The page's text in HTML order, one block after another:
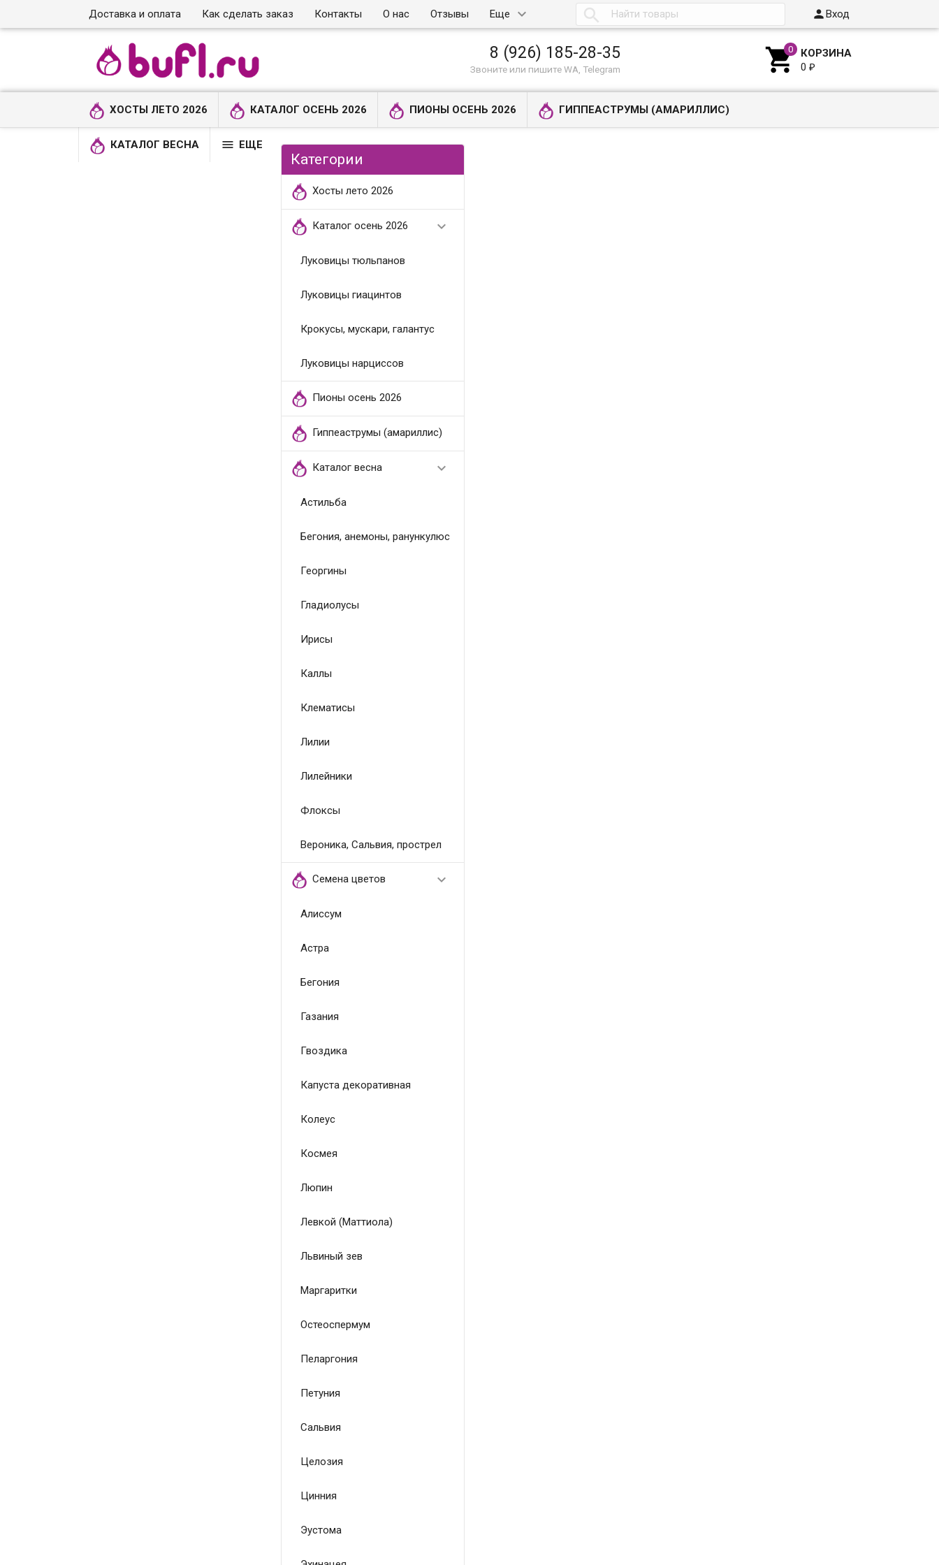
Доставка и оплата Как сделать заказ Контакты О нас Отзывы Еще  Вход
8 (926) 185-28-35
Звоните или пишите WA, Telegram  КОРЗИНА
0₽
ХОСТЫ ЛЕТО 2026 КАТАЛОГ ОСЕНЬ 2026 ПИОНЫ ОСЕНЬ 2026 ГИППЕАСТРУМЫ (АМАРИЛЛИС)
КАТАЛОГ ВЕСНА  ЕЩЕ
Категории
Хосты лето 2026
Каталог осень 2026 
Луковицы тюльпанов
Луковицы гиацинтов
Крокусы, мускари, галантус
Луковицы нарциссов
Пионы осень 2026
Гиппеаструмы (амариллис)
Каталог весна 
Астильба
Бегония, анемоны, ранункулюс
Георгины
Гладиолусы
Ирисы
Каллы
Клематисы
Лилии
Лилейники
Флоксы
Вероника, Сальвия, прострел
Семена цветов 
Алиссум
Астра
Бегония
Газания
Гвоздика
Капуста декоративная
Колеус
Космея
Люпин
Левкой (Маттиола)
Львиный зев
Маргаритки
Остеоспермум
Пеларгония
Петуния
Сальвия
Целозия
Цинния
Эустома